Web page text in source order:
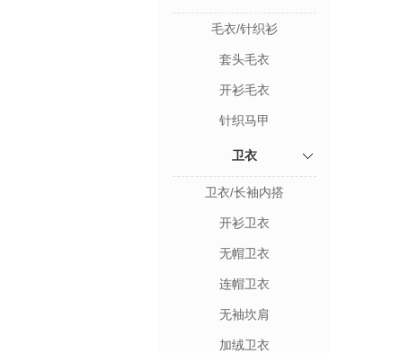
毛衣/针织衫
套头毛衣
开衫毛衣
针织马甲
卫衣
卫衣/长袖内搭
开衫卫衣
无帽卫衣
连帽卫衣
无袖坎肩
加绒卫衣